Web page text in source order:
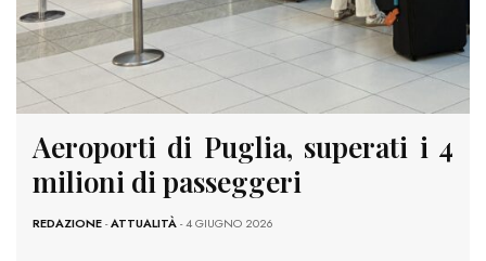
Aeroporti di Puglia, superati i 4
milioni di passeggeri
REDAZIONE-ATTUALITÀ- 4 GIUGNO 2026